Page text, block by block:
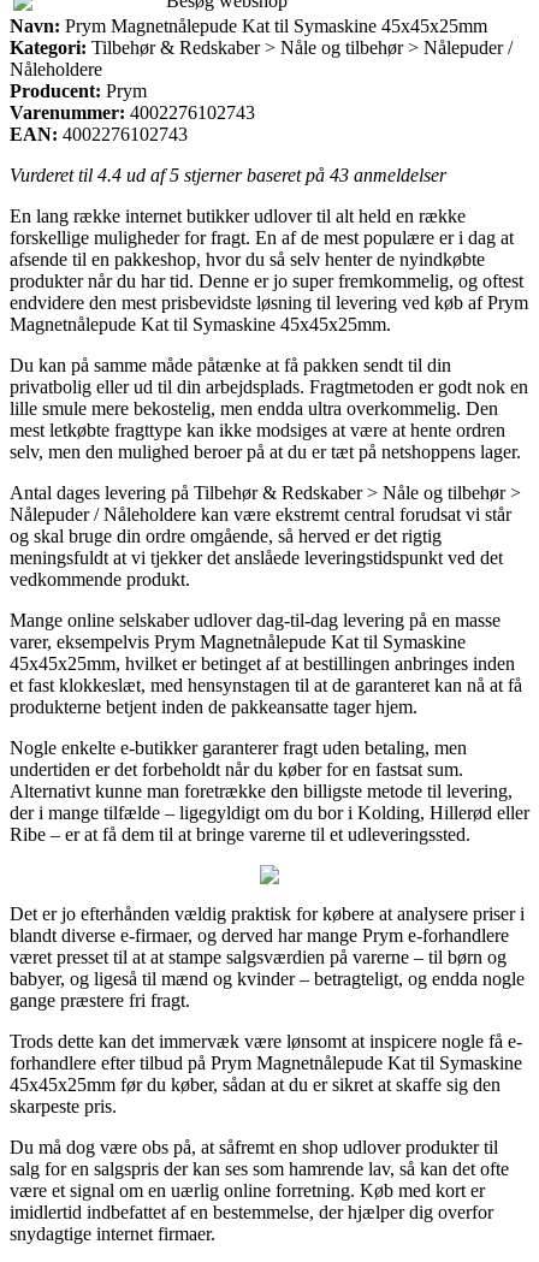
Navn: Prym Magnetnålepude Kat til Symaskine 45x45x25mm
Kategori: Tilbehør & Redskaber > Nåle og tilbehør > Nålepuder /
Nåleholdere
Producent: Prym
Varenummer: 4002276102743
EAN: 4002276102743
Vurderet til 4.4 ud af 5 stjerner baseret på 43 anmeldelser
En lang række internet butikker udlover til alt held en række
forskellige muligheder for fragt. En af de mest populære er i dag at
afsende til en pakkeshop, hvor du så selv henter de nyindkøbte
produkter når du har tid. Denne er jo super fremkommelig, og oftest
endvidere den mest prisbevidste løsning til levering ved køb af Prym
Magnetnålepude Kat til Symaskine 45x45x25mm.
Du kan på samme måde påtænke at få pakken sendt til din
privatbolig eller ud til din arbejdsplads. Fragtmetoden er godt nok en
lille smule mere bekostelig, men endda ultra overkommelig. Den
mest letkøbte fragttype kan ikke modsiges at være at hente ordren
selv, men den mulighed beroer på at du er tæt på netshoppens lager.
Antal dages levering på Tilbehør & Redskaber > Nåle og tilbehør >
Nålepuder / Nåleholdere kan være ekstremt central forudsat vi står
og skal bruge din ordre omgående, så herved er det rigtig
meningsfuldt at vi tjekker det anslåede leveringstidspunkt ved det
vedkommende produkt.
Mange online selskaber udlover dag-til-dag levering på en masse
varer, eksempelvis Prym Magnetnålepude Kat til Symaskine
45x45x25mm, hvilket er betinget af at bestillingen anbringes inden
et fast klokkeslæt, med hensynstagen til at de garanteret kan nå at få
produkterne betjent inden de pakkeansatte tager hjem.
Nogle enkelte e-butikker garanterer fragt uden betaling, men
undertiden er det forbeholdt når du køber for en fastsat sum.
Alternativt kunne man foretrække den billigste metode til levering,
der i mange tilfælde – ligegyldigt om du bor i Kolding, Hillerød eller
Ribe – er at få dem til at bringe varerne til et udleveringssted.
Det er jo efterhånden vældig praktisk for købere at analysere priser i
blandt diverse e-firmaer, og derved har mange Prym e-forhandlere
været presset til at at stampe salgsværdien på varerne – til børn og
babyer, og ligeså til mænd og kvinder – betragteligt, og endda nogle
gange præstere fri fragt.
Trods dette kan det immervæk være lønsomt at inspicere nogle få e-
forhandlere efter tilbud på Prym Magnetnålepude Kat til Symaskine
45x45x25mm før du køber, sådan at du er sikret at skaffe sig den
skarpeste pris.
Du må dog være obs på, at såfremt en shop udlover produkter til
salg for en salgspris der kan ses som hamrende lav, så kan det ofte
være et signal om en uærlig online forretning. Køb med kort er
imidlertid indbefattet af en bestemmelse, der hjælper dig overfor
snydagtige internet firmaer.